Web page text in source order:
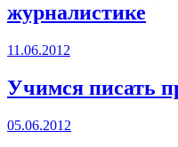
журналистике
11.06.2012
Учимся писать
05.06.2012